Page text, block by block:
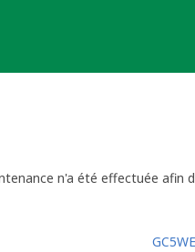
n'a été effectuée afin